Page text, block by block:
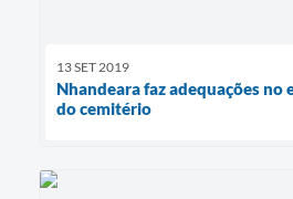
13 SET 2019
Nhandeara faz adequações no
do cemitério